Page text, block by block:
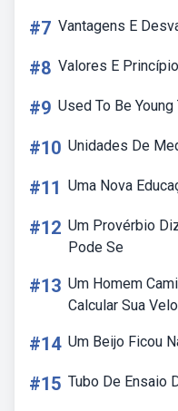
#7 Vantagens E
#8 Valores E
#9 Used To Be Young
#10 Unidades De
#11 Uma Nova
#12 Um Provérbio
Pode Se
#13 Um Homem
Calcular Sua
#14 Um Beijo Ficou
#15 Tubo De Ensaio